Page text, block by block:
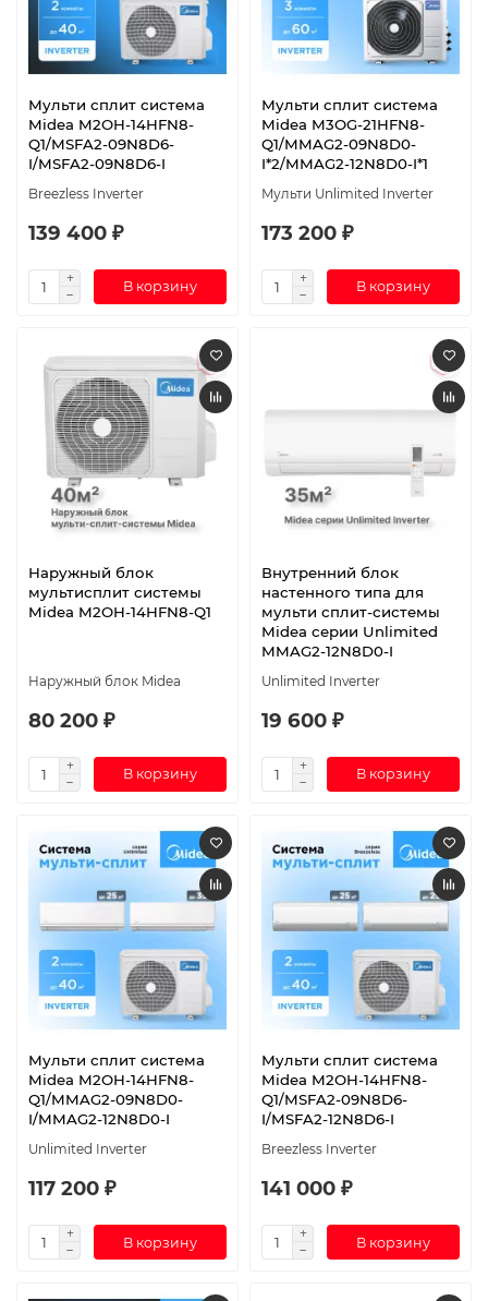
Мульти сплит система
Midea M2OH-14HFN8-
Q1/MSFA2-09N8D6-
I/MSFA2-09N8D6-I
Breezless Inverter
139 400 ₽
В корзину
Мульти сплит система
Midea M3OG-21HFN8-
Q1/MMAG2-09N8D0-
I*2/MMAG2-12N8D0-I*1
Мульти Unlimited Inverter
173 200 ₽
В корзину
Наружный блок
мультисплит системы
Midea M2OH-14HFN8-Q1
Наружный блок Midea
80 200 ₽
В корзину
Внутренний блок
настенного типа для
мульти сплит-системы
Midea серии Unlimited
MMAG2-12N8D0-I
Unlimited Inverter
19 600 ₽
В корзину
Мульти сплит система
Midea M2OH-14HFN8-
Q1/MMAG2-09N8D0-
I/MMAG2-12N8D0-I
Unlimited Inverter
117 200 ₽
В корзину
Мульти сплит система
Midea M2OH-14HFN8-
Q1/MSFA2-09N8D6-
I/MSFA2-12N8D6-I
Breezless Inverter
141 000 ₽
В корзину